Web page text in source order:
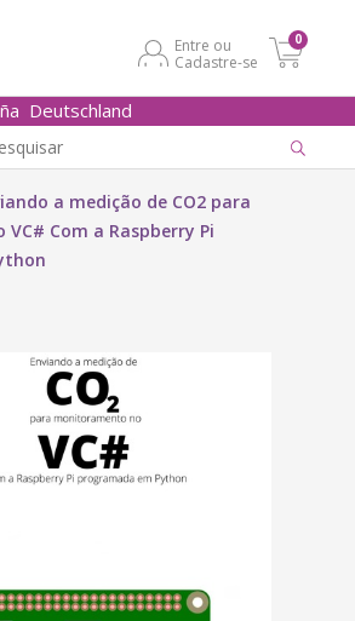
Entre ou
Cadastre-se
0
Deutschland
a medição de CO2 para
Com a Raspberry Pi